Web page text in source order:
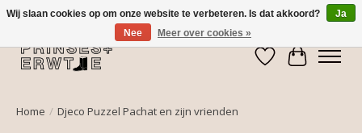
Verlanglijst
Home / Djeco Puzzel Pachat en zijn vrienden
Wij slaan cookies op om onze website te verbeteren. Is dat akkoord?
Ja
Nee
Meer over cookies »